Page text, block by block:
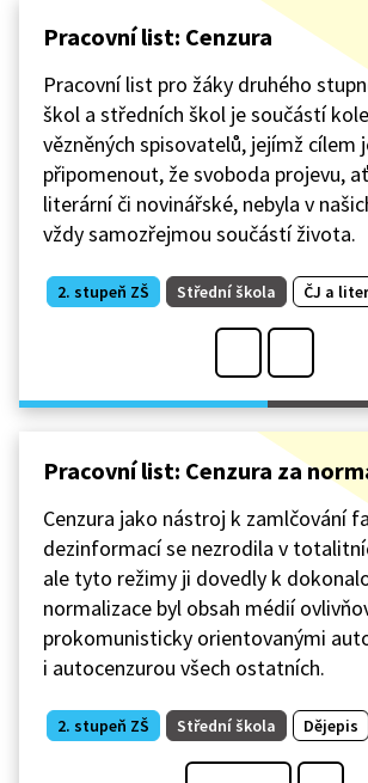
Pracovní list: Cenzura
Pracovní list pro žáky druhého
škol a středních škol je součástí
vězněných spisovatelů, jejímž cílem
připomenout, že svoboda projevu,
literární či novinářské, nebyla v
vždy samozřejmou součástí života.
2. stupeň ZŠ Střední škola ČJ a
Pracovní list: Cenzura za
Cenzura jako nástroj k zamlčování
dezinformací se nezrodila v
ale tyto režimy ji dovedly k
normalizace byl obsah médií
prokomunisticky orientovanými
i autocenzurou všech ostatních.
2. stupeň ZŠ Střední škola Dějepis